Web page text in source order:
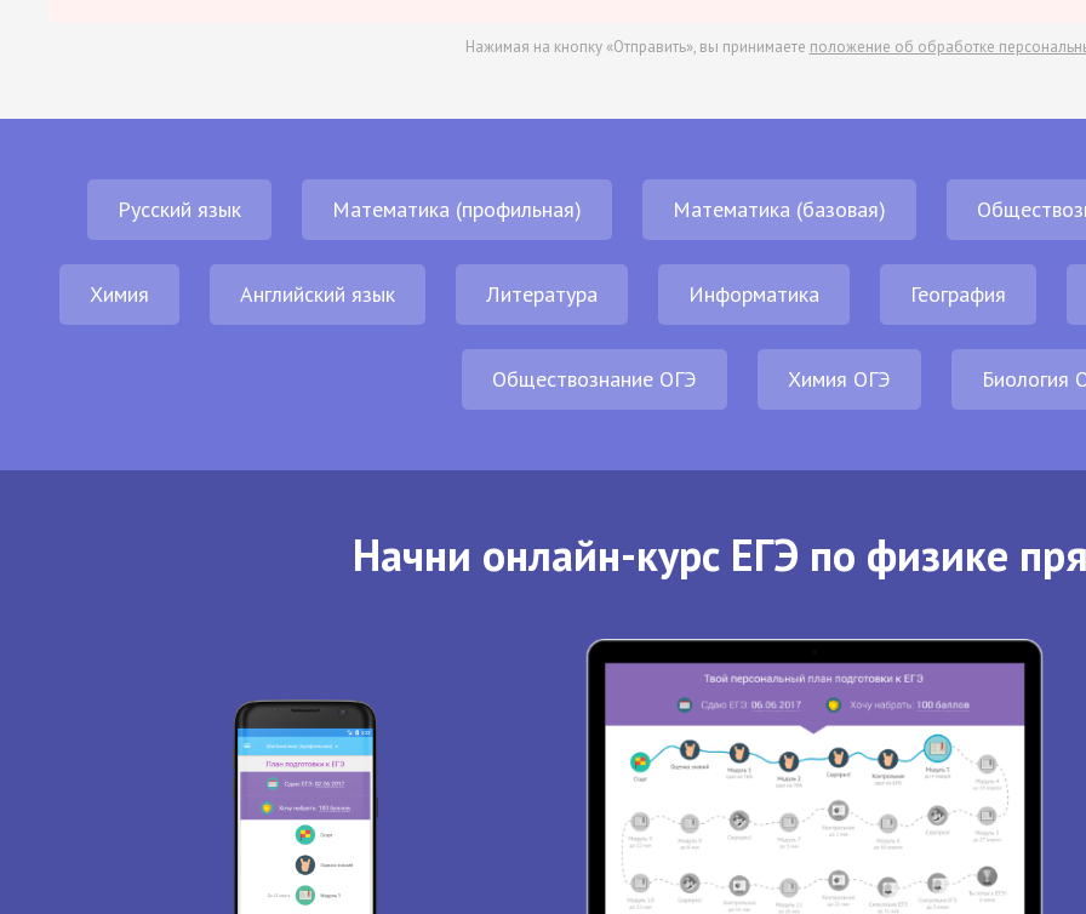
Нажимая на кнопку «Отправить», вы принимаете положение об обработке
Русский язык Математика (профильная) Математика (базовая)
Химия Английский язык Литература Информатика География
Обществознание ОГЭ Химия ОГЭ Биология
Начни онлайн-курс ЕГЭ по физике